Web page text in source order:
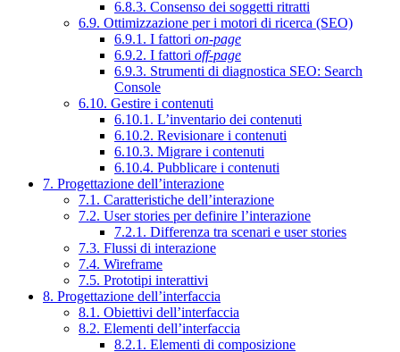
6.8.3. Consenso dei soggetti ritratti
6.9. Ottimizzazione per i motori di ricerca (SEO)
6.9.1. I fattori on-page
6.9.2. I fattori off-page
6.9.3. Strumenti di diagnostica SEO: Search
Console
6.10. Gestire i contenuti
6.10.1. L’inventario dei contenuti
6.10.2. Revisionare i contenuti
6.10.3. Migrare i contenuti
6.10.4. Pubblicare i contenuti
7. Progettazione dell’interazione
7.1. Caratteristiche dell’interazione
7.2. User stories per definire l’interazione
7.2.1. Differenza tra scenari e user stories
7.3. Flussi di interazione
7.4. Wireframe
7.5. Prototipi interattivi
8. Progettazione dell’interfaccia
8.1. Obiettivi dell’interfaccia
8.2. Elementi dell’interfaccia
8.2.1. Elementi di composizione